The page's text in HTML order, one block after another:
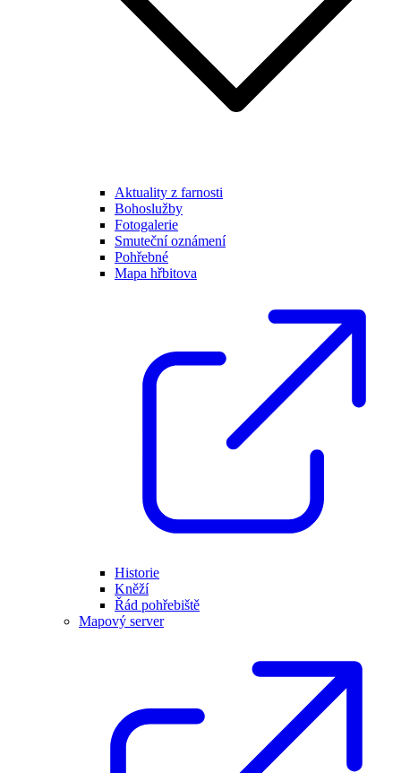
Aktuality z farnosti
Bohoslužby
Fotogalerie
Smuteční oznámení
Pohřebné
Mapa hřbitova
Historie
Kněží
Řád pohřebiště
Mapový server